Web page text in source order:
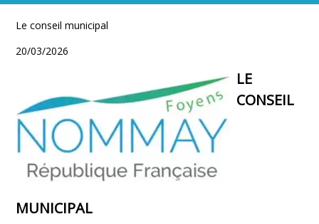
Le conseil municipal
20/03/2026
LE
CONSEIL
MUNICIPAL